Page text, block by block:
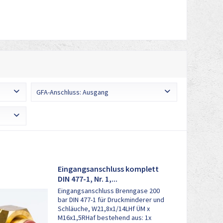
DIN 477-1, FA 13, G 5/8" RH (Schraube, kurz)
GFA-Anschluss: Ausgang
Eingangsanschluss komplett
DIN 477-1, Nr. 1,...
Eingangsanschluss Brenngase 200
bar DIN 477-1 für Druckminderer und
Schläuche, W21,8x1/14LHf ÜM x
M16x1,5RHaf bestehend aus: 1x